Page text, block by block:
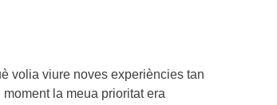
volia viure noves experiències tan
la meua prioritat era